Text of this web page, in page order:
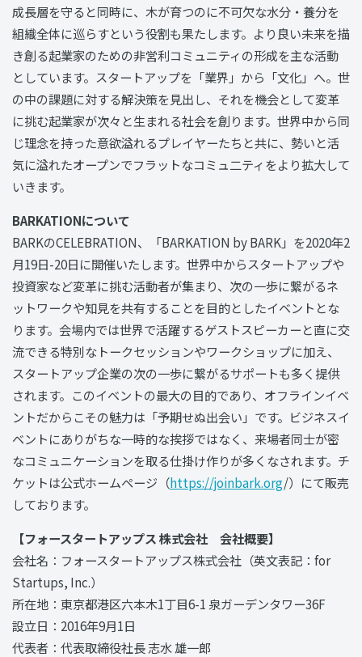
成長層を守ると同時に、木が育つのに不可欠な水分・養分を
組織全体に巡らすという役割も果たします。より良い未来を描
き創る起業家のための非営利コミュニティの形成を主な活動
としています。スタートアップを「業界」から「文化」へ。世
の中の課題に対する解決策を⾒出し、それを機会として変⾰
に挑む起業家が次々と⽣まれる社会を創ります。世界中から同
じ理念を持った意欲溢れるプレイヤーたちと共に、勢いと活
気に溢れたオープンでフラットなコミュ⼆ティをより拡⼤して
いきます。
BARKATIONについて
BARKのCELEBRATION、「BARKATION by BARK」を2020年2
月19日-20日に開催いたします。世界中からスタートアップや
投資家など変革に挑む活動者が集まり、次の一歩に繋がるネ
ットワークや知見を共有することを目的としたイベントとな
ります。会場内では世界で活躍するゲストスピーカーと直に交
流できる特別なトークセッションやワークショップに加え、
スタートアップ企業の次の一歩に繋がるサポートも多く提供
されます。このイベントの最⼤の⽬的であり、オフラインイベ
ントだからこその魅⼒は「予期せぬ出会い」です。ビジネスイ
ベントにありがちな⼀時的な挨拶ではなく、来場者同⼠が密
なコミュニケーションを取る仕掛け作りが多くなされます。チ
ケットは公式ホームページ（https://joinbark.org/）にて販売
しております。
【フォースタートアップス 株式会社 会社概要】
会社名：フォースタートアップス株式会社（英文表記：for
Startups, Inc.）
所在地：東京都港区六本木1丁目6-1 泉ガーデンタワー36F
設立日：2016年9月1日
代表者：代表取締役社長 志水 雄一郎